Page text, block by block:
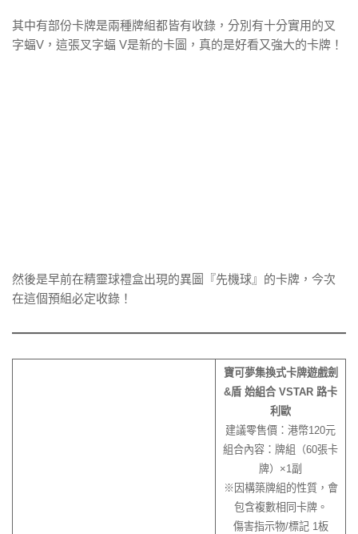
其中有部份卡牌是兩種牌組都皆有收錄，分別有十分實用的叉
字蝠V，這張叉字蝠 V是新的卡圖，真的是好看又強大的卡牌！
然後是早前在精靈球禮盒出現的異圖『先機球』的卡牌，今次
在這個預組必定收錄！
寶可夢集換式卡牌遊戲劍
&盾 始組合 VSTAR 路卡
利歐
建議零售價：港幣120元
組合內容：牌組（60張卡
牌）×1副
※因構築牌組的性質，會
包含複數相同卡牌。
傷害指示物/標記 1板